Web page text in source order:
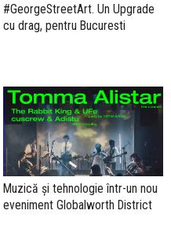
#GeorgeStreetArt. Un Upgrade
cu drag, pentru Bucuresti
Muzică și tehnologie într-un nou
eveniment Globalworth District